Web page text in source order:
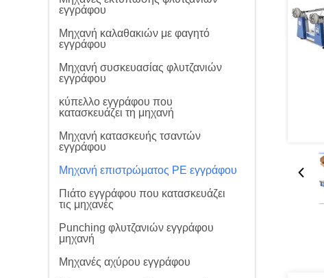
εγγράφου
Μηχανή καλαθακιών με φαγητό
εγγράφου
Μηχανή συσκευασίας φλυτζανιών
εγγράφου
κύπελλο εγγράφου που
κατασκευάζει τη μηχανή
Μηχανή κατασκευής τσαντών
εγγράφου
Μηχανή επιστρώματος PE εγγράφου
Πιάτο εγγράφου που κατασκευάζει
τις μηχανές
Punching φλυτζανιών εγγράφου
μηχανή
Μηχανές αχύρου εγγράφου